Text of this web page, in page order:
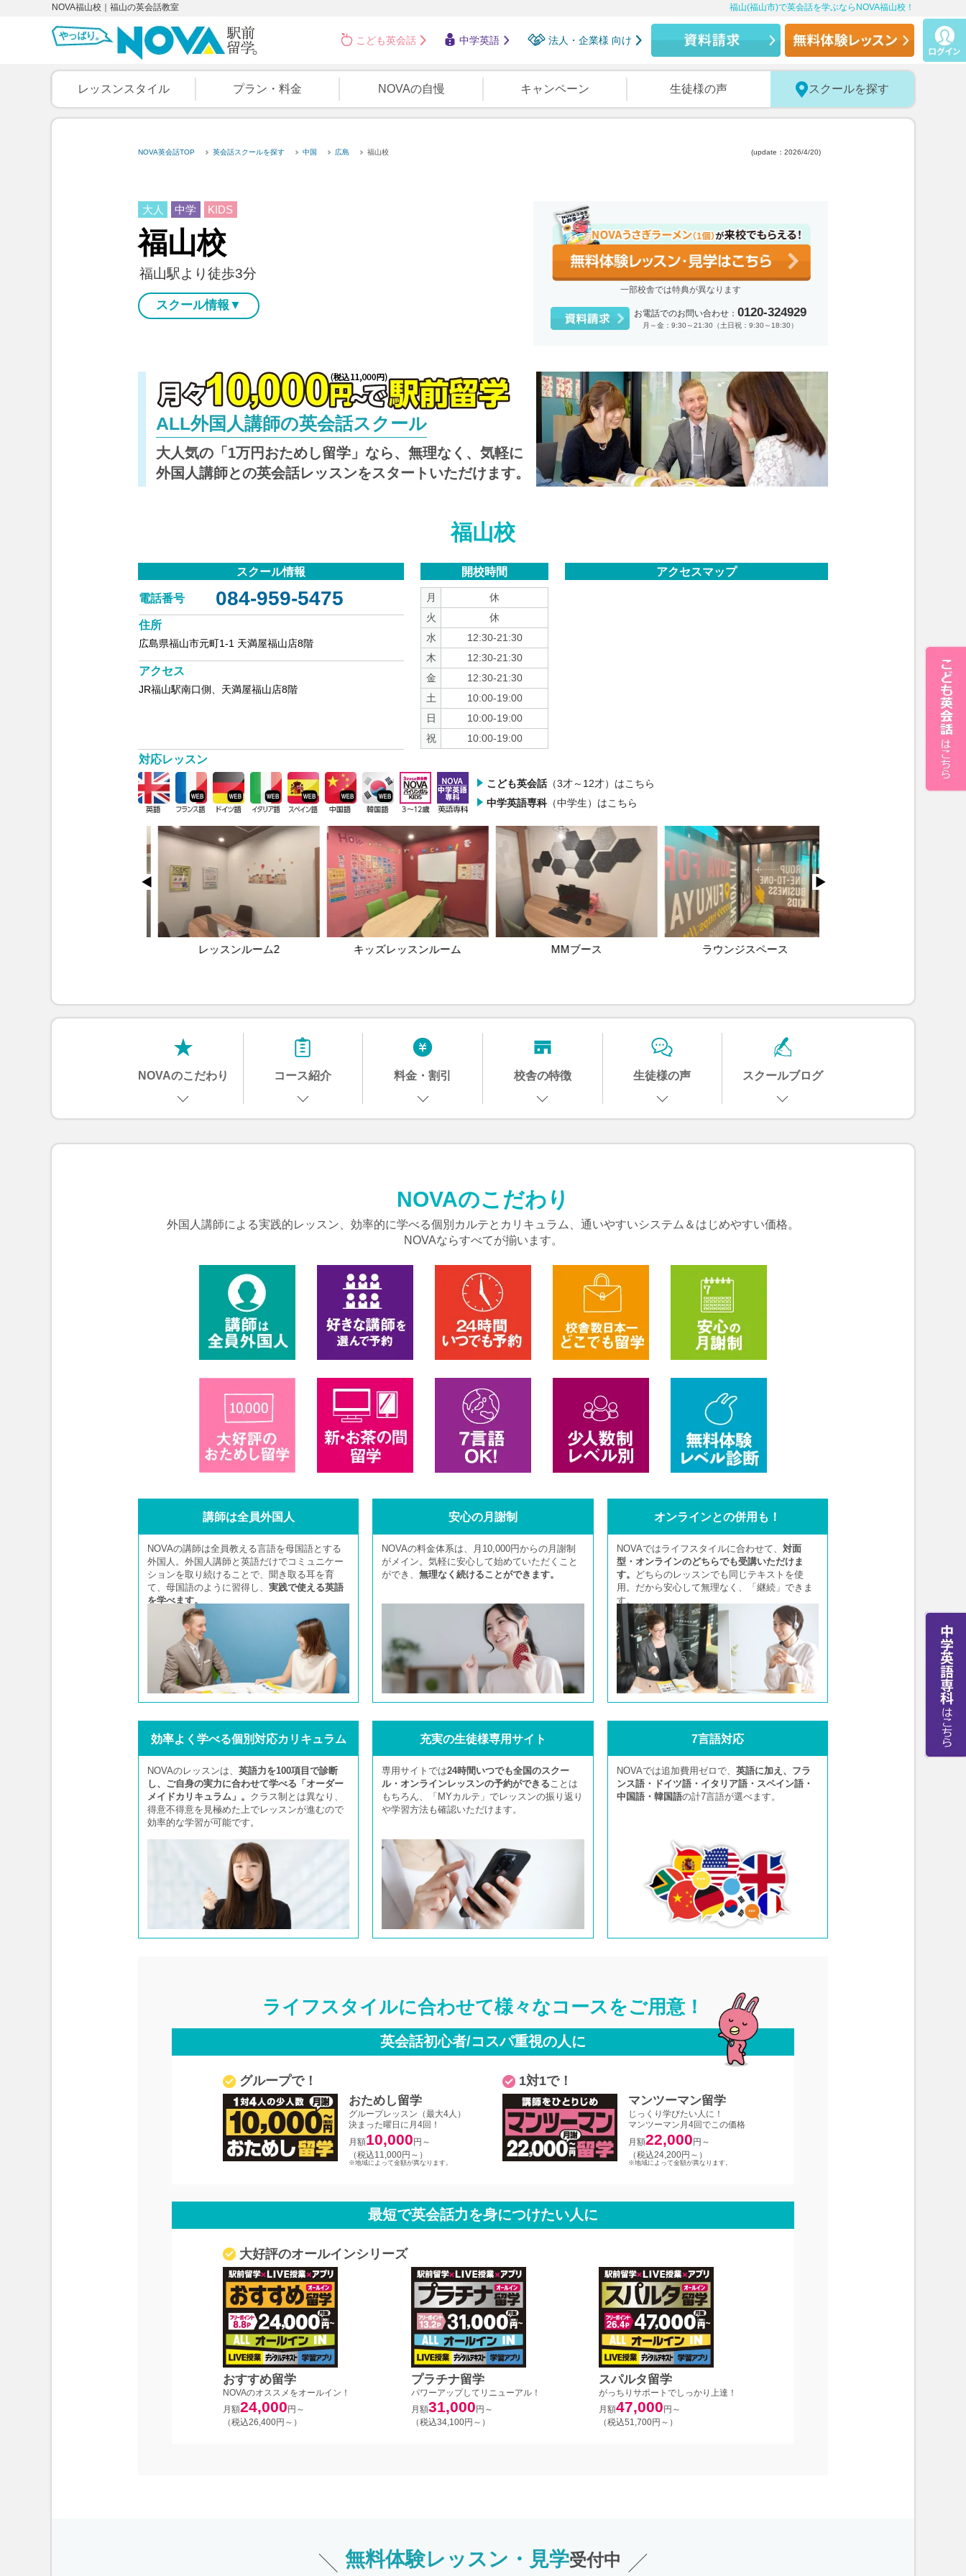
NOVA福山校｜福山の英会話教室 福山(福山市)で英会話を学ぶならNOVA福山校！
こども英会話 中学英語 法人・企業様 向け
レッスンスタイル プラン・料金 NOVAの自慢 キャンペーン 生徒様の声 スクールを探す
NOVA英会話TOP 英会話スクールを探す 中国 広島 福山校 (update：2026/4/20)
福山校
福山駅より徒歩3分
大人 中学 KIDS
スクール情報▼
一部校舎では特典が異なります
お電話でのお問い合わせ： 0120-324929
月～金：9:30～21:30（土日祝：9:30～18:30）
ALL外国人講師の英会話スクール
大人気の「1万円おためし留学」なら、無理なく、気軽に
外国人講師との英会話レッスンをスタートいただけます。
福山校
スクール情報
住所
広島県福山市元町1-1 天満屋福山店8階
電話番号 084-959-5475
アクセス
JR福山駅南口側、天満屋福山店8階
対応レッスン
こども英会話（3才～12才）はこちら
中学英語専科（中学生）はこちら
開校時間
月
休
火
休
水
12:30-21:30
木
12:30-21:30
金
12:30-21:30
土
10:00-19:00
日
10:00-19:00
祝
10:00-19:00
アクセスマップ
レッスンルーム2 キッズレッスンルーム MMブース ラウンジスペース
NOVAのこだわり コース紹介 料金・割引 校舎の特徴 生徒様の声 スクールブログ
NOVAのこだわり
外国人講師による実践的レッスン、効率的に学べる個別カルテとカリキュラム、通いやすいシステム＆はじめやすい価格。
NOVAならすべてが揃います。
講師は全員外国人
NOVAの講師は全員教える言語を母国語とする
外国人。外国人講師と英語だけでコミュニケー
ションを取り続けることで、聞き取る耳を育
て、母国語のように習得し、 実践で使える英語
を学べます。
安心の月謝制
NOVAの料金体系は、月10,000円からの月謝制
がメイン。気軽に安心して始めていただくこと
ができ、無理なく続けることができます。
オンラインとの併用も！
NOVAではライフスタイルに合わせて、 対面
型・オンラインのどちらでも受講いただけま
す。
どちらのレッスンでも同じテキストを使
用。だから安心して無理なく、「継続」できま
す。
効率よく学べる個別対応カリキュラム
NOVAのレッスンは、 英語力を100項目で診断
し、ご自身の実力に合わせて学べる「オーダー
メイドカリキュラム」。 クラス制とは異なり、
得意不得意を見極めた上でレッスンが進むので
効率的な学習が可能です。
充実の生徒様専用サイト
専用サイトでは24時間いつでも全国のスクー
ル・オンラインレッスンの予約ができることは
もちろん、「MYカルテ」でレッスンの振り返り
や学習方法も確認いただけます。
7言語対応
NOVAでは追加費用ゼロで、 英語に加え、フラ
ンス語・ドイツ語・イタリア語・スペイン語・
中国語・韓国語の計7言語が選べます。
ライフスタイルに合わせて様々なコースをご用意！
英会話初心者/コスパ重視の人に
グループで！
おためし留学
グループレッスン（最大4人）
決まった曜日に月4回！
月額10,000円～
（税込11,000円～）
※地域によって金額が異なります。
1対1で！
マンツーマン留学
じっくり学びたい人に！
マンツーマン月4回でこの価格
月額22,000円～
（税込24,200円～）
※地域によって金額が異なります。
最短で英会話力を身につけたい人に
大好評のオールインシリーズ
おすすめ留学
NOVAのオススメをオールイン！
月額24,000 円～
（税込26,400円～）
プラチナ留学
パワーアップしてリニューアル！
月額31,000 円～
（税込34,100円～）
スパルタ留学
がっちりサポートでしっかり上達！
月額47,000 円～
（税込51,700円～）
無料体験レッスン・見学受付中